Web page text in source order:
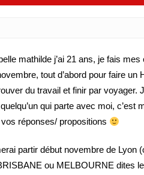
mathilde j’ai 21 ans, je fais
tout d’abord pour faire un
du travail et finir par voyager.
qui parte avec moi,
réponses/ propositions
partir début novembre de Lyon
ou MELBOURNE dites